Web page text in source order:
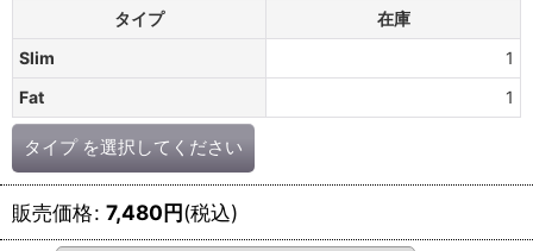
タイプ
在庫
Slim
1
Fat
1
タイプ を選択してください
販売価格: 7,480円(税込)